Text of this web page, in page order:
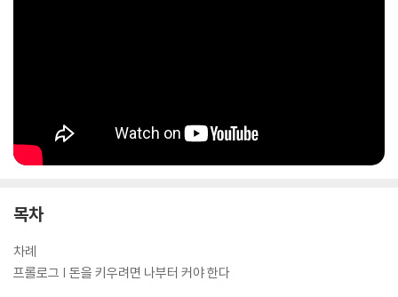
목차
차례
프롤로그 | 돈을 키우려면 나부터 커야 한다